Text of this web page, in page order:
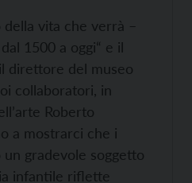
della vita che verrà –
1500 a oggi“ e il
direttore del museo
collaboratori, in
Roberto
a mostrarci che i
gradevole soggetto
infantile riflette